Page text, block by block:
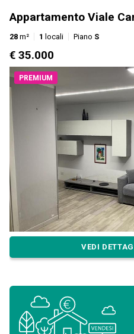
Appartamento Viale
28 m² 1 locali Piano S
€ 35.000
PREMIUM
VEDI